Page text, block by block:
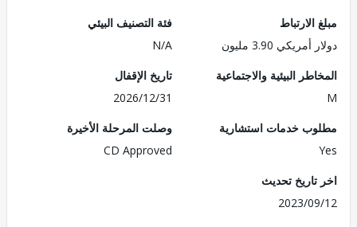
3.90 مليون
فئة التصنيف البيئي
البيئية والاجتماعية
تاريخ الإقفال
2026/12/31
خدمات استشارية
وصلت المرحلة الأخيرة
CD Approved
تحديث
2023/